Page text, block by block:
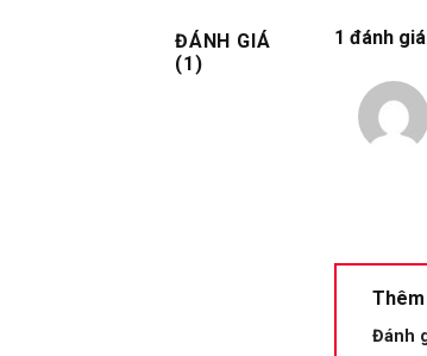
ĐÁNH GIÁ
(1)
1 đánh
Đánh